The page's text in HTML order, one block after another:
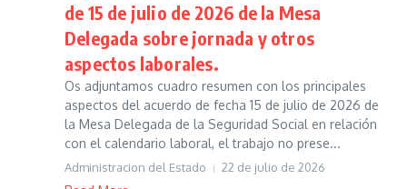
de 15 de julio de 2026 de la Mesa
Delegada sobre jornada y otros
aspectos laborales.
Os adjuntamos cuadro resumen con los principales
aspectos del acuerdo de fecha 15 de julio de 2026 de
la Mesa Delegada de la Seguridad Social en relación
con el calendario laboral, el trabajo no prese...
Administracion del Estado 22 de julio de 2026